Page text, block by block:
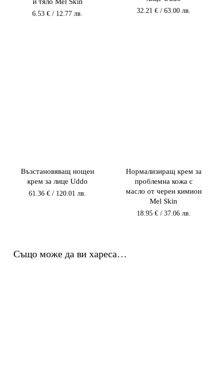
и тяло Mel Skin
6.53€ / 12.77 лв. 32.21 €/ 63.00 лв.
Възстановяващ нощен
крем за лице Uddo
61.36€ / 120.01 лв.
Нормализиращ крем за
проблемна кожа с
масло от черен кимион
Mel Skin
18.95 €/ 37.06 лв.
Също може да ви хареса…